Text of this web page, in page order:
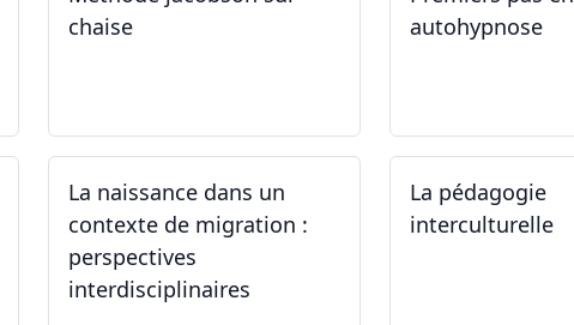
chaise
autohypnose
La naissance dans un
contexte de migration :
perspectives
interdisciplinaires
La pédagogie
interculturelle